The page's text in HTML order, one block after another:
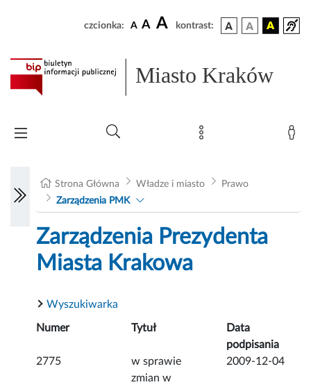
czcionka: A A A kontrast:
Miasto Kraków
Strona Główna Władze i miasto
Prawo
Zarządzenia PMK
Zarządzenia Prezydenta
Miasta Krakowa
Wyszukiwarka
Numer Tytuł
Data
podpisania
2775
w sprawie
zmian w
2009-12-04